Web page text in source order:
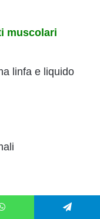
muscolari
linfa e liquido